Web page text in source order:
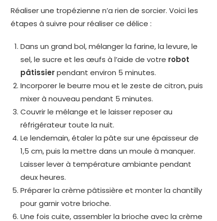
Réaliser une tropézienne n’a rien de sorcier. Voici les
étapes à suivre pour réaliser ce délice :
Dans un grand bol, mélanger la farine, la levure, le
sel, le sucre et les œufs à l’aide de votre robot
pâtissierpendant environ 5 minutes.
Incorporer le beurre mou et le zeste de citron, puis
mixer à nouveau pendant 5 minutes.
Couvrir le mélange et le laisser reposer au
réfrigérateur toute la nuit.
Le lendemain, étaler la pâte sur une épaisseur de
1,5 cm, puis la mettre dans un moule à manquer.
Laisser lever à température ambiante pendant
deux heures.
Préparer la crème pâtissière et monter la chantilly
pour garnir votre brioche.
Une fois cuite, assembler la brioche avec la crème